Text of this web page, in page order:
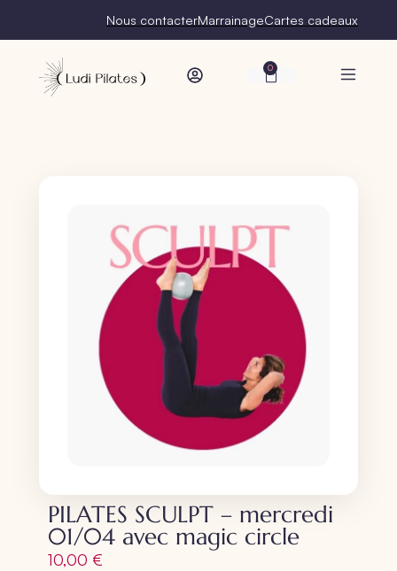
Nous contacterMarrainageCartes cadeaux
0
PILATES SCULPT – mercredi
01/04 avec magic circle
10,00 €